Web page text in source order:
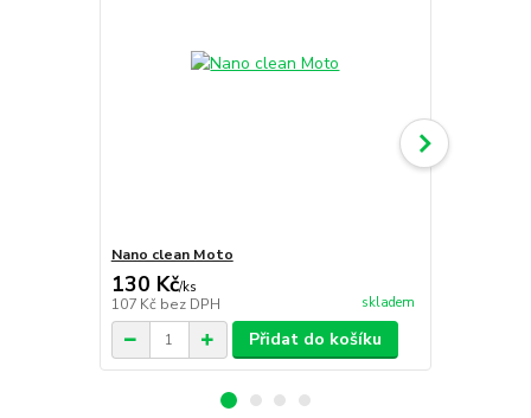
Nano clean Moto
130 Kč/ks
107 Kč bez DPH skladem
Přidat do košíku